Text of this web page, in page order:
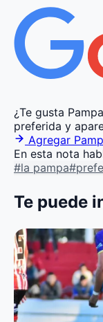
¿Te gusta
preferida y
Agregar
En esta nota
#la pampa
Te puede